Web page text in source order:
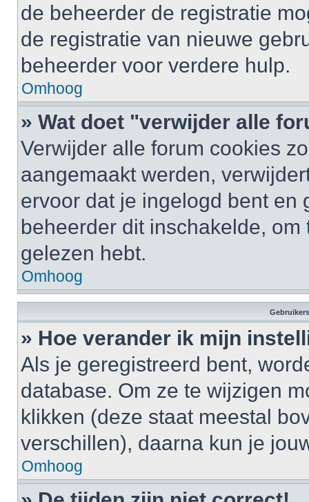
de beheerder de registratie
de registratie van nieuwe
beheerder voor verdere hulp.
Omhoog
» Wat doet "verwijder alle
Verwijder alle forum cookies
aangemaakt werden,
ervoor dat je ingelogd bent en
beheerder dit inschakelde,
gelezen hebt.
Omhoog
» Hoe verander ik mijn
Als je geregistreerd bent,
database. Om ze te wijzigen
klikken (deze staat meestal
verschillen), daarna kun je
Omhoog